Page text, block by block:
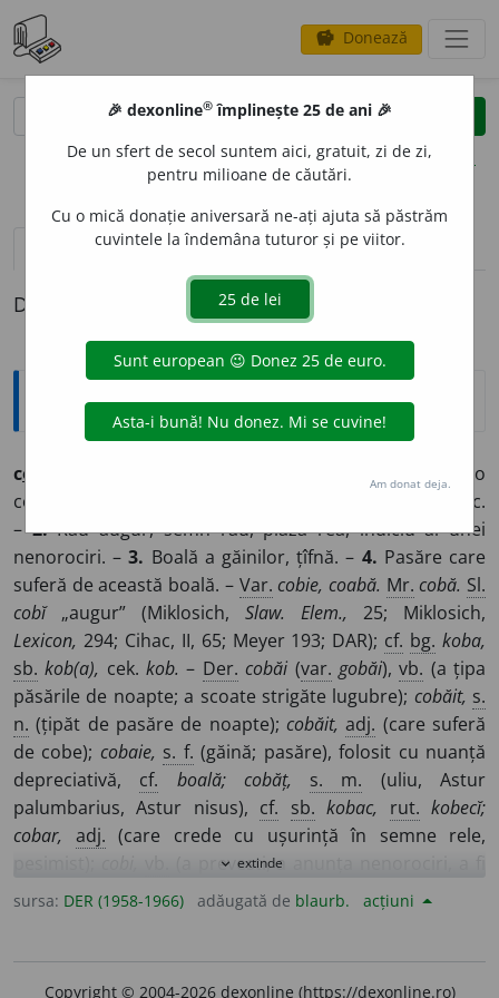
savings Donează
clear
opțiuni
definiții (1) pronunțievolume_up (1)
Definiția cu ID-ul 439971:
Etimologice
co
Pasăre pe care fantezia populară o
consideră de rău augur: bufniță, huhurez, corb, cuc etc.
–2.Rău augur, semn rău, piază rea, indiciu al unei
nenorociri. –3. Boală a găinilor, țîfnă. – 4. Pasăre care
suferă de această boală. – Var. cobie, coabă. Mr. cobă. Sl.
cobĭ„augur” (Miklosich, Slaw. Elem., 25; Miklosich,
Lexicon, 294; Cihac, II, 65; Meyer 193; DAR); cf. bg. koba,
sb. kob(a), cek.kob. – Der. cobăi (var. gobăi),vb. (a țipa
păsările de noapte; a scoate strigăte lugubre); cobăit, s.
n. (țipăt de pasăre de noapte); cobăit, adj. (care suferă
de cobe); cobaie, s. f. (găină; pasăre), folosit cu nuanță
depreciativă, cf. boală; cobăț, s. m. (uliu, Astur
palumbarius, Astur nisus), cf. sb. kobac, rut. kobecĭ;
cobar, adj. (care crede cu ușurință în semne rele,
(a prevesti, a anunța nenorociri, a fi
de rău augur; a plînge cu strigăte lugubre; a țipa găina
expand_more extinde
sursa: DER (1958-1966) adăugată de blaurb. acțiuni
Copyright © 2004-2026 dexonline (https://dexonline.ro)
🎉 dexonline® împlinește 25 de ani 🎉
De un sfert de secol suntem aici, gratuit, zi de zi,
pentru milioane de căutări.
Cu o mică donație aniversară ne-ați ajuta să păstrăm
cuvintele la îndemâna tuturor și pe viitor.
Am donat deja.